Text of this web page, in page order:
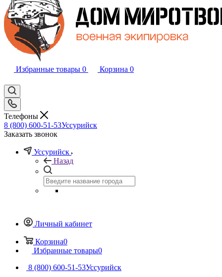
Избранные товары 0 Корзина 0
Телефоны
8 (800) 600-51-53Уссурийск
Заказать звонок
Уссурийск
Назад
Личный кабинет
Корзина0
Избранные товары0
8 (800) 600-51-53Уссурийск